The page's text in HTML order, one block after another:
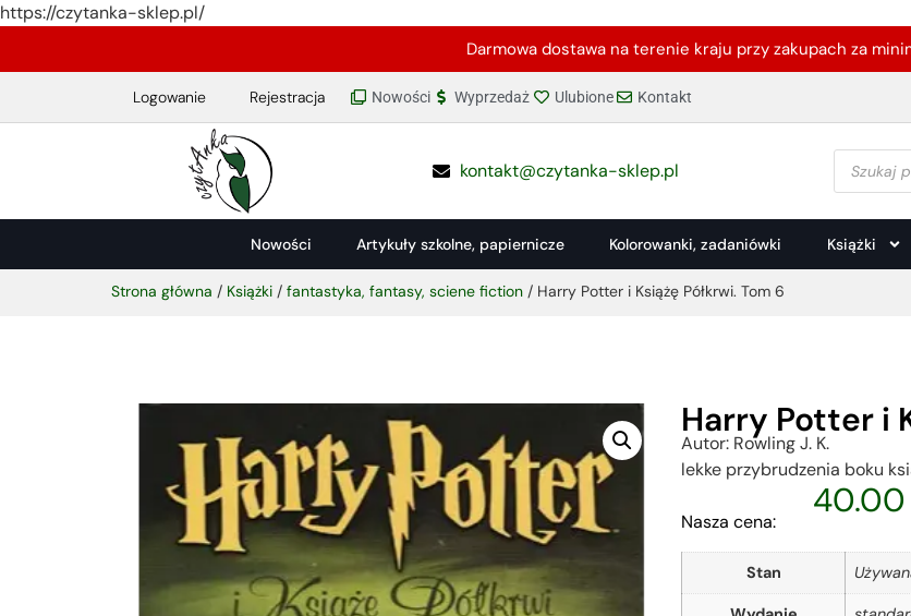
https://czytanka-sklep.pl/
Darmowa dostawa na terenie kraju przy zakupach za
Logowanie Rejestracja Nowości Wyprzedaż Ulubione Kontakt
kontakt@czytanka-sklep.pl
Nowości Artykuły szkolne, papiernicze Kolorowanki, zadaniówki Książki
Strona główna / Książki / fantastyka, fantasy, sciene fiction / Harry Potter i Książę Półkrwi. Tom 6
Harry Potter i
Autor: Rowling J. K.
lekke przybrudzenia boku
Nasza cena:
40.00
Stan